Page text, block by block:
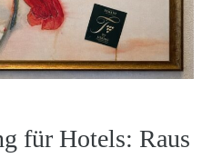
für Hotels: Raus